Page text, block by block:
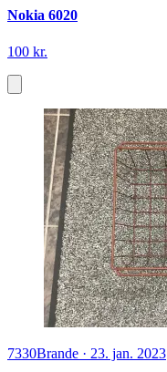
Nokia 6020
100 kr.
7330Brande · 23. jan. 2023